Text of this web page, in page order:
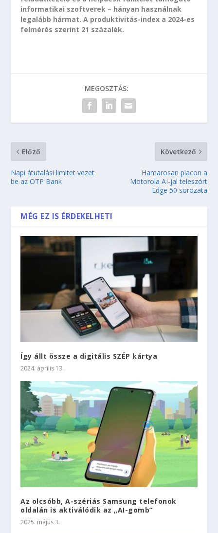
informatikai szoftverek – hányan használnak
legalább hármat. A produktivitás-index a 2024-es
felmérés szerint 21 százalék.
MEGOSZTÁS:
Előző
Napi átutalási limitet vezet
be az OTP Bank
Következő
Hamarosan piacon a
Motorola AI-jal teleszórt
Edge 50 sorozata
MÉG EZ IS ÉRDEKELHETI
Így állt össze a digitális SZÉP kártya
2024. április 13.
Az olcsóbb, A-szériás Samsung telefonok
oldalán is aktiválódik az „AI-gomb”
2025. május 3.